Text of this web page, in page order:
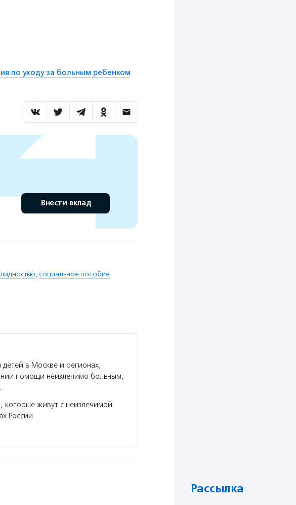
по уходу за больным ребенком
Внести вклад
, социальное пособие
в Москве и регионах,
помощи неизлечимо больным,
живут с неизлечимой
России.
Рассылка